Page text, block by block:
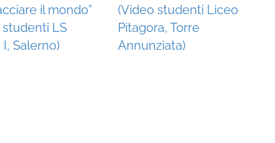
il mondo”
LS
Salerno)
(Video studenti Liceo
Pitagora, Torre
Annunziata)